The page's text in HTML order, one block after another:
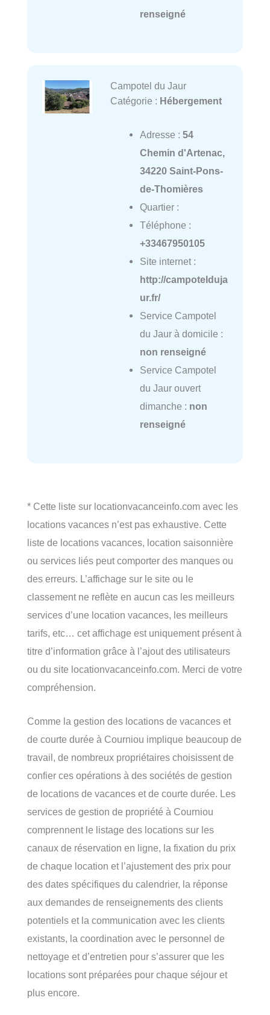
renseigné
Campotel du Jaur
Catégorie : Hébergement
Adresse : 54
Chemin d'Artenac,
34220 Saint-Pons-
de-Thomières
Quartier :
Téléphone :
+33467950105
Site internet :
http://campotelduja
ur.fr/
Service Campotel
du Jaur à domicile :
non renseigné
Service Campotel
du Jaur ouvert
dimanche : non
renseigné
* Cette liste sur locationvacanceinfo.com avec les
locations vacances n’est pas exhaustive. Cette
liste de locations vacances, location saisonnière
ou services liés peut comporter des manques ou
des erreurs. L’affichage sur le site ou le
classement ne reflète en aucun cas les meilleurs
services d’une location vacances, les meilleurs
tarifs, etc… cet affichage est uniquement présent à
titre d’information grâce à l’ajout des utilisateurs
ou du site locationvacanceinfo.com. Merci de votre
compréhension.
Comme la gestion des locations de vacances et
de courte durée à Courniou implique beaucoup de
travail, de nombreux propriétaires choisissent de
confier ces opérations à des sociétés de gestion
de locations de vacances et de courte durée. Les
services de gestion de propriété à Courniou
comprennent le listage des locations sur les
canaux de réservation en ligne, la fixation du prix
de chaque location et l’ajustement des prix pour
des dates spécifiques du calendrier, la réponse
aux demandes de renseignements des clients
potentiels et la communication avec les clients
existants, la coordination avec le personnel de
nettoyage et d’entretien pour s’assurer que les
locations sont préparées pour chaque séjour et
plus encore.